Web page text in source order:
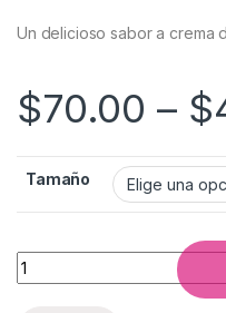
Un delicioso sabor a crema
$70.00 – $
Tamaño
Cantidad